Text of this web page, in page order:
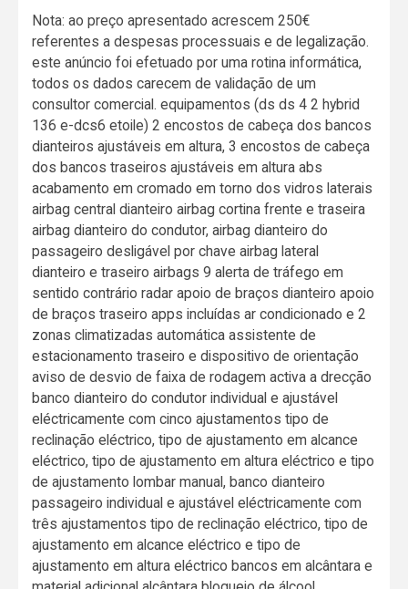
Nota: ao preço apresentado acrescem 250€
referentes a despesas processuais e de legalização.
este anúncio foi efetuado por uma rotina informática,
todos os dados carecem de validação de um
consultor comercial. equipamentos (ds ds 4 2 hybrid
136 e-dcs6 etoile) 2 encostos de cabeça dos bancos
dianteiros ajustáveis em altura, 3 encostos de cabeça
dos bancos traseiros ajustáveis em altura abs
acabamento em cromado em torno dos vidros laterais
airbag central dianteiro airbag cortina frente e traseira
airbag dianteiro do condutor, airbag dianteiro do
passageiro desligável por chave airbag lateral
dianteiro e traseiro airbags 9 alerta de tráfego em
sentido contrário radar apoio de braços dianteiro apoio
de braços traseiro apps incluídas ar condicionado e 2
zonas climatizadas automática assistente de
estacionamento traseiro e dispositivo de orientação
aviso de desvio de faixa de rodagem activa a drecção
banco dianteiro do condutor individual e ajustável
eléctricamente com cinco ajustamentos tipo de
reclinação eléctrico, tipo de ajustamento em alcance
eléctrico, tipo de ajustamento em altura eléctrico e tipo
de ajustamento lombar manual, banco dianteiro
passageiro individual e ajustável eléctricamente com
três ajustamentos tipo de reclinação eléctrico, tipo de
ajustamento em alcance eléctrico e tipo de
ajustamento em altura eléctrico bancos em alcântara e